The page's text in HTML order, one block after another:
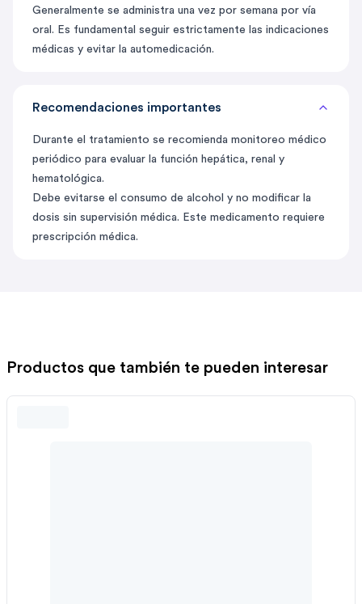
Generalmente se administra una vez por semana por vía
oral. Es fundamental seguir estrictamente las indicaciones
médicas y evitar la automedicación.
Recomendaciones importantes
Durante el tratamiento se recomienda monitoreo médico
periódico para evaluar la función hepática, renal y
hematológica.
Debe evitarse el consumo de alcohol y no modificar la
dosis sin supervisión médica. Este medicamento requiere
prescripción médica.
Productos que también te pueden interesar